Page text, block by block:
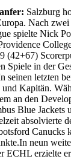
Salzburg
Nach
spielte Nick
(42+67)
Spiele in der
seinen letzten
Kapitän.
an den
Blue Jackets
absolvierte
Canucks
neun
ECHL erzielte